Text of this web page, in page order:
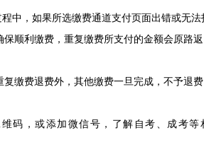
，如果所选缴费通道支付页面出错或无法
保顺利缴费，重复缴费所支付的金额会原路
缴费退费外，其他缴费一旦完成，不予退费
，或添加微信号，了解自考、成考等